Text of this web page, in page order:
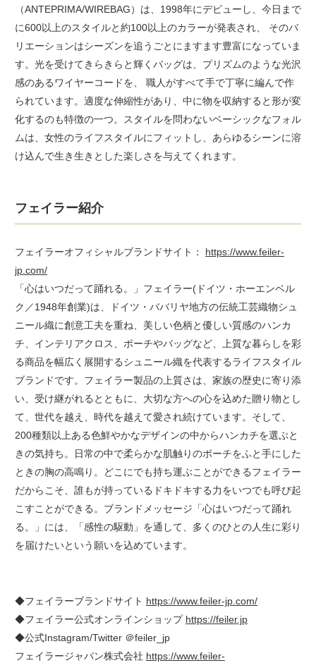
（ANTEPRIMA/WIREBAG）は、1998年にデビューし、今日まで
に600以上のスタイルと約100以上のカラーが発表され、 そのバ
リエーションはシーズンを追うごとにますます豊富になっていま
す。光を受けてきらきらと輝くバッグは、プリズムのような光沢
感のあるワイヤーコードを、 職人がすべて手で丁寧に編んで作
られています。適度な伸縮性があり、中に物を収納すると形が変
化するのも特徴の一つ。スタイルを問わないベーシックなフォル
ムは、女性のライフスタイルにフィットし、あらゆるシーンに溶
け込んで生き生きとした楽しさを与えてくれます。
フェイラー紹介
フェイラーオフィシャルブランドサイト： https://www.feiler-
jp.com/
「心はいつだって踊れる。」フェイラー(ドイツ・ホーエンベル
ク／1948年創業)は、ドイツ・ババリヤ地方の伝統工芸織物シュ
ニール織に創意工夫を重ね、美しい色柄と優しい質感のハンカ
チ、インテリアクロス、ポーチやバッグなど、上質な暮らしを彩
る商品を幅広く展開するシュニール織を代表するライフスタイル
ブランドです。フェイラー製品の上質さは、家族の歴史に寄り添
い、受け継がれるとともに、大切な方への心を込めた贈り物とし
て、世代を越え、時代を越えて愛され続けています。そして、
200種類以上ある色鮮やかなデザインの中からハンカチを選ぶと
きの気持ち。日常の中で柔らかな肌触りのポーチをふと手にした
ときの胸の高鳴り。どこにでも持ち運ぶことができるフェイラー
だからこそ、誰もが持っているドキドキする力をいつでも呼び起
こすことができる。ブランドメッセージ「心はいつだって踊れ
る。」には、「感性の駆動」を通して、多くのひとの人生に彩り
を届けたいという願いを込めています。
◆フェイラーブランドサイト https://www.feiler-jp.com/
◆フェイラー公式オンラインショップ https://feiler.jp
◆公式Instagram/Twitter ＠feiler_jp
フェイラージャパン株式会社 https://www.feiler-